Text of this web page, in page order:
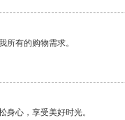
所有的购物需求。
身心，享受美好时光。